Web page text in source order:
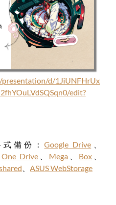
presentation/d/1JiUNFHrUx
edit?
式備份：Google Drive
One Drive、 Mega、 Box、
ASUS WebStorage